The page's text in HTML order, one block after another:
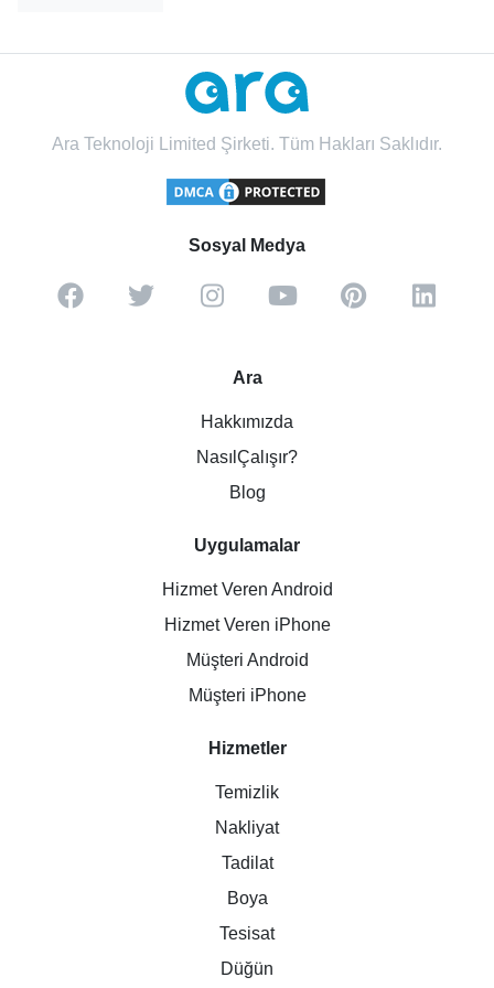
Ara Teknoloji Limited Şirketi. Tüm Hakları Saklıdır.
Sosyal Medya
Ara
Hakkımızda
NasılÇalışır?
Blog
Uygulamalar
Hizmet Veren Android
Hizmet Veren iPhone
Müşteri Android
Müşteri iPhone
Hizmetler
Temizlik
Nakliyat
Tadilat
Boya
Tesisat
Düğün